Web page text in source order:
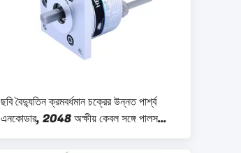
ছবি বৈদ্যুতিন ক্রমবর্ধমান চক্রের উন্নত পার্শ্ব
এনকোডার, 2048 অক্ষীয় কেবল সঙ্গে পালস
এনকোডার S50F